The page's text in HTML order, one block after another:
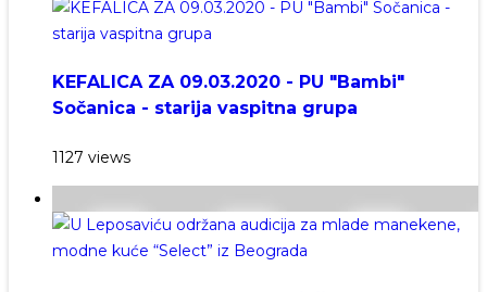
KEFALICA ZA 09.03.2020 - PU "Bambi"
Sočanica - starija vaspitna grupa
1127 views